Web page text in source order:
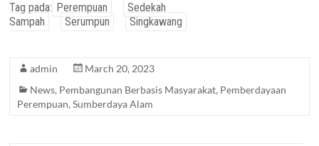
Tag pada: Perempuan
Sedekah
Sampah
Serumpun Singkawang
admin
March 20, 2023
News, Pembangunan Berbasis Masyarakat, Pemberdayaan
Perempuan,Sumberdaya Alam